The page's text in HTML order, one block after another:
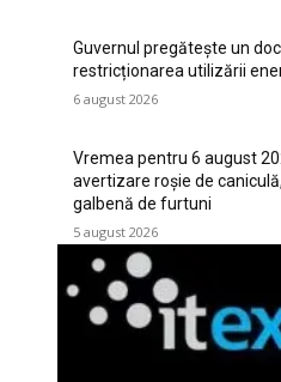
Guvernul pregătește un
restricționarea utilizării
6 august 2026
Vremea pentru 6 august
avertizare roșie de
galbenă de furtuni
5 august 2026